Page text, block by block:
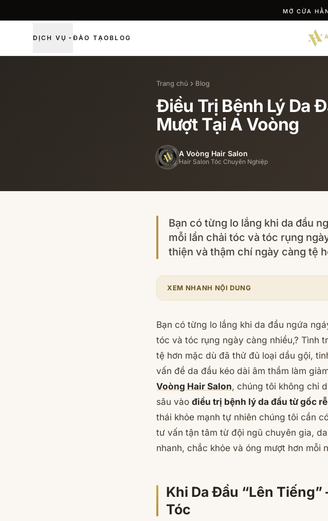
MỞ CỬA
DỊCH VỤ ĐÀO TẠOBLOG
Trang chủ Blog
Điều Trị Bệnh Lý Da
Mượt Tại A Voòng
A Voòng Hair Salon
Hair Salon Tóc Chuyên Nghiệp
Bạn có từng lo lắng khi da đầu
mỗi lần chải tóc và tóc rụng
thiện và thậm chí ngày càng tệ
XEM NHANH NỘI DUNG
Bạn có từng lo lắng khi da đầu ngứa
tóc và tóc rụng ngày càng nhiều,? Tình
tệ hơn mặc dù đã thử đủ loại dầu gội,
vấn đề da đầu kéo dài âm thầm làm
Voòng Hair Salon, chúng tôi không chỉ
sâu vào điều trị bệnh lý da đầu từ gốc rễ
thái khỏe mạnh tự nhiên chúng tôi cần
tư vấn tận tâm từ đội ngũ chuyên gia,
nhanh, chắc khỏe và óng mượt hơn mỗi
Khi Da Đầu “Lên Tiếng”
Tóc